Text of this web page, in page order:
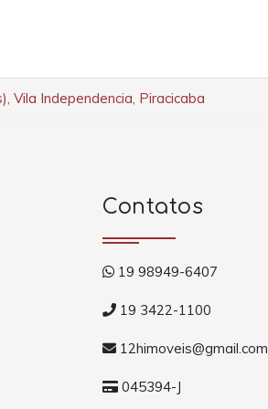
Vila Independencia, Piracicaba
Contatos
19 98949-6407
19 3422-1100
12himoveis@gmail.com
045394-J